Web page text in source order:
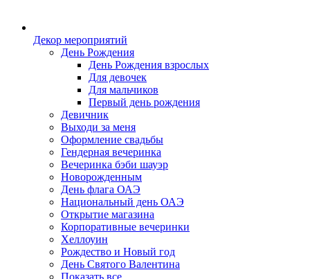
Декор мероприятий
День Рождения
День Рождения взрослых
Для девочек
Для мальчиков
Первый день рождения
Девичник
Выходи за меня
Оформление свадьбы
Гендерная вечеринка
Вечеринка бэби шауэр
Новорожденным
День флага ОАЭ
Национальный день ОАЭ
Открытие магазина
Корпоративные вечеринки
Хеллоуин
Рождество и Новый год
День Святого Валентина
Показать все